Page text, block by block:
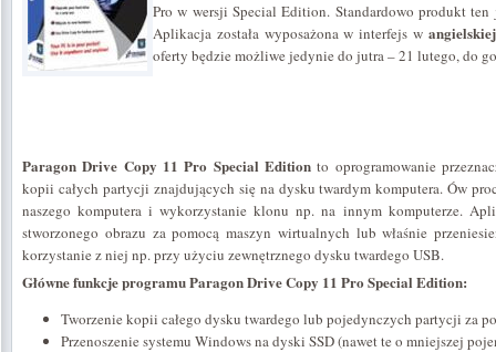
Pro w wersji Special Edition. Standardowo produkt
Aplikacja została wyposażona w interfejs w
oferty będzie możliwe jedynie do jutra – 21 lutego, do
Paragon Drive Copy 11 Pro Special Edition to oprogramowanie
kopii całych partycji znajdujących się na dysku twardym komputera. Ów
naszego komputera i wykorzystanie klonu np. na innym komputerze.
stworzonego obrazu za pomocą maszyn wirtualnych lub właśnie
korzystanie z niej np. przy użyciu zewnętrznego dysku twardego USB.
Główne funkcje programuParagon Drive Copy 11 Pro Special Edition:
Tworzenie kopii całego dysku twardego lub pojedynczych partycji za
Przenoszenie systemu Windows na dyski SSD (nawet te o mniejszej